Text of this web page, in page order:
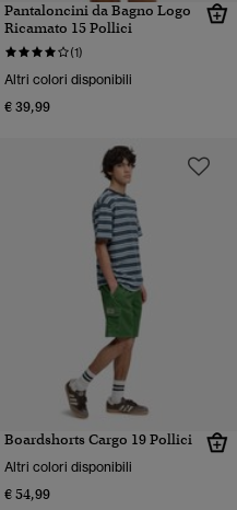
Pantaloncini da Bagno Logo
Ricamato 15 Pollici
(1)
Altri colori disponibili
€ 39,99
Boardshorts Cargo 19 Pollici
Altri colori disponibili
€ 54,99